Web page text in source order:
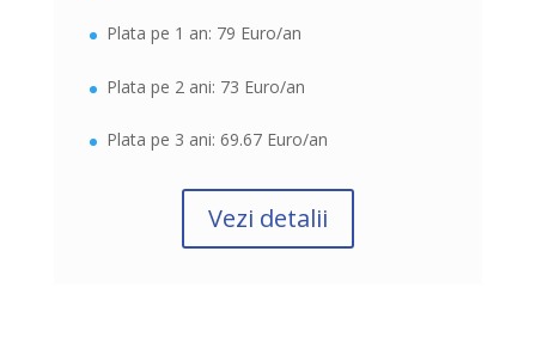
Plata pe 1 an: 79 Euro/an
Plata pe 2 ani: 73 Euro/an
Plata pe 3 ani: 69.67 Euro/an
Vezi detalii